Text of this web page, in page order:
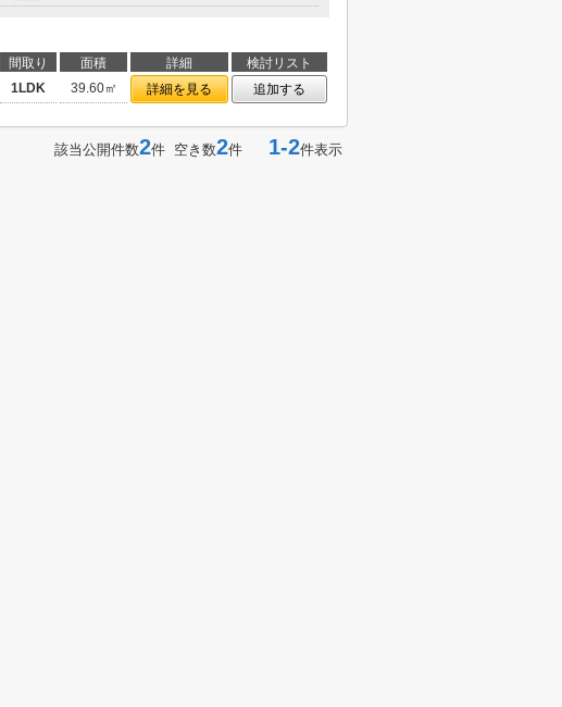
間取り 面積 詳細
検討リスト
1LDK 39.60㎡ 詳細を見る 追加する
該当公開件数2件 空き数2件 1-2件表示